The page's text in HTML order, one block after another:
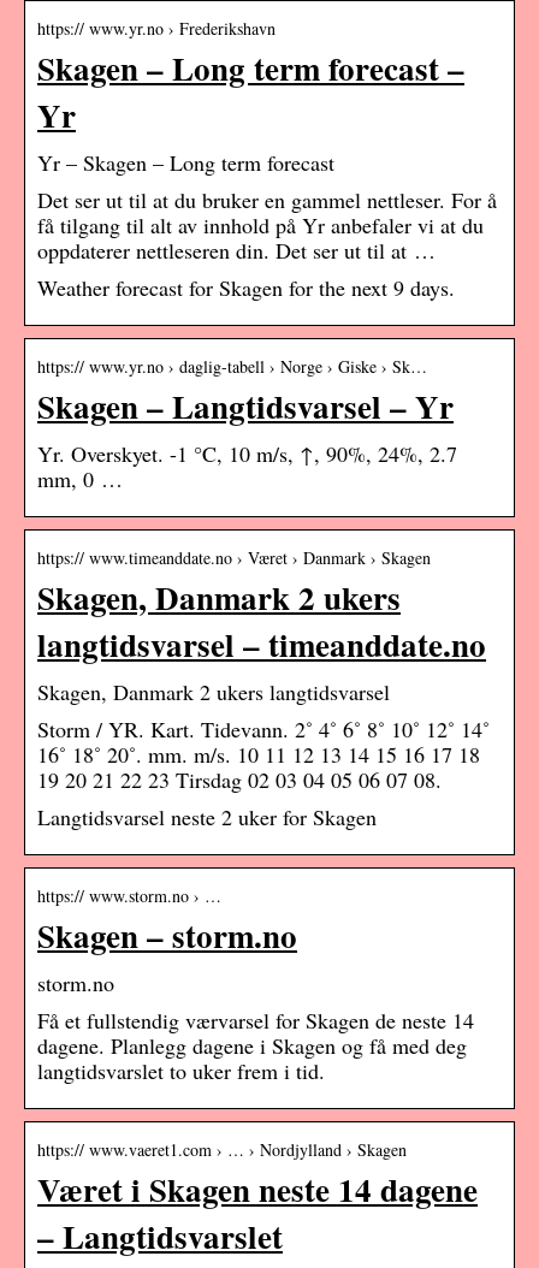
https:// www.yr.no › Frederikshavn
Skagen – Long term forecast –
Yr
Yr – Skagen – Long term forecast
Det ser ut til at du bruker en gammel nettleser. For å
få tilgang til alt av innhold på Yr anbefaler vi at du
oppdaterer nettleseren din. Det ser ut til at …
Weather forecast for Skagen for the next 9 days.
https:// www.yr.no › daglig-tabell › Norge › Giske › Sk…
Skagen – Langtidsvarsel – Yr
Yr. Overskyet. -1 °C, 10 m/s, ↑, 90%, 24%, 2.7
mm, 0 …
https:// www.timeanddate.no › Været › Danmark › Skagen
Skagen, Danmark 2 ukers
langtidsvarsel – timeanddate.no
Skagen, Danmark 2 ukers langtidsvarsel
Storm / YR. Kart. Tidevann. 2˚ 4˚ 6˚ 8˚ 10˚ 12˚ 14˚
16˚ 18˚ 20˚. mm. m/s. 10 11 12 13 14 15 16 17 18
19 20 21 22 23 Tirsdag 02 03 04 05 06 07 08.
Langtidsvarsel neste 2 uker for Skagen
https:// www.storm.no › …
Skagen – storm.no
storm.no
Få et fullstendig værvarsel for Skagen de neste 14
dagene. Planlegg dagene i Skagen og få med deg
langtidsvarslet to uker frem i tid.
https:// www.vaeret1.com › … › Nordjylland › Skagen
Været i Skagen neste 14 dagene
– Langtidsvarslet